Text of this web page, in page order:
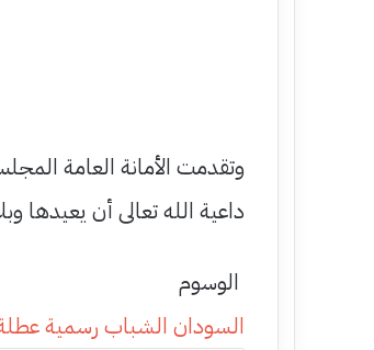
وتقدمت الأمانة العامة
داعية الله تعالى أن يعيدها
الوسوم
السودان الشباب رسمية